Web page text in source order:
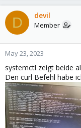
D devil
Member
May 23, 2023
systemctl zeigt beide
Den curl Befehl habe